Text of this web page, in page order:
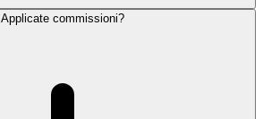
Applicate commissioni?